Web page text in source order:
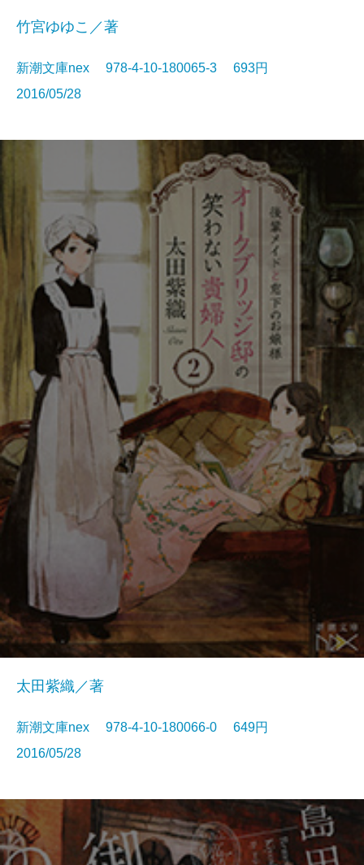
竹宮ゆゆこ／著
新潮文庫nex 978-4-10-180065-3 693円
2016/05/28
太田紫織／著
新潮文庫nex 978-4-10-180066-0 649円
2016/05/28